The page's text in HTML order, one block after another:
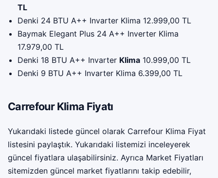
TL
Denki 24 BTU A++ Invarter Klima 12.999,00 TL
Baymak Elegant Plus 24 A++ Inverter Klima
17.979,00 TL
Denki 18 BTU A++ Invarter Klima 10.999,00 TL
Denki 9 BTU A++ Invarter Klima 6.399,00 TL
Carrefour Klima Fiyatı
Yukarıdaki listede güncel olarak Carrefour Klima Fiyat
listesini paylaştık. Yukarıdaki listemizi inceleyerek
güncel fiyatlara ulaşabilirsiniz. Ayrıca Market Fiyatları
sitemizden güncel market fiyatlarını takip edebilir,